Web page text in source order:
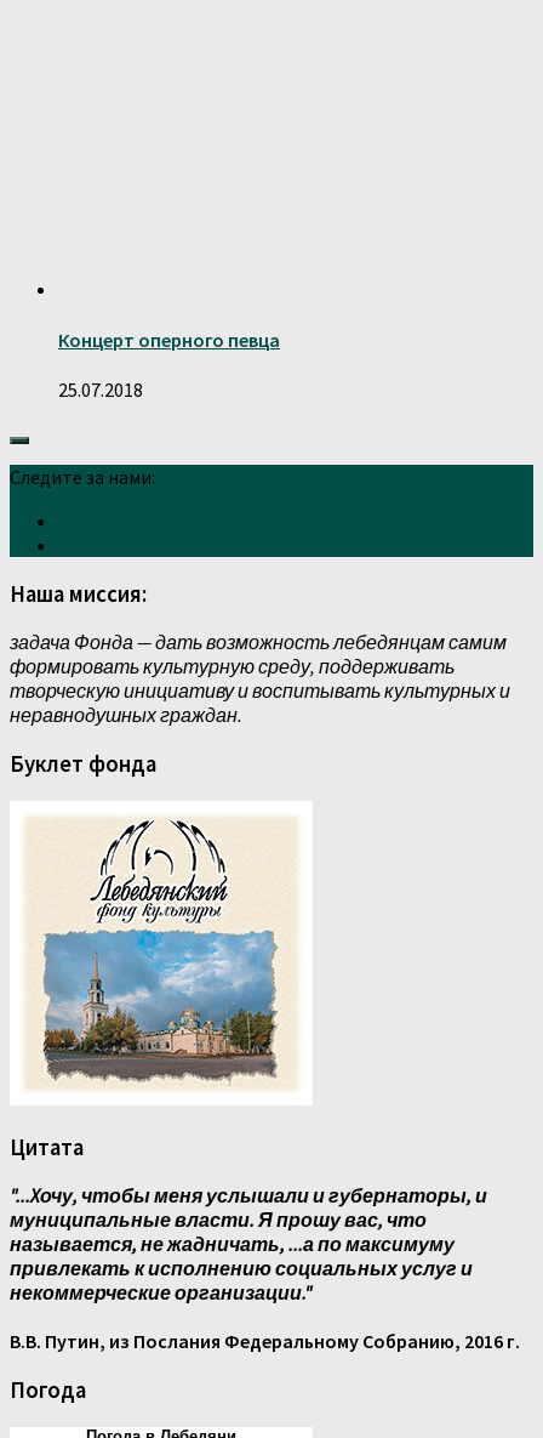
Концерт оперного певца
25.07.2018
Следите за нами:
Наша миссия:
задача Фонда — дать возможность лебедянцам самим
формировать культурную среду, поддерживать
творческую инициативу и воспитывать культурных и
неравнодушных граждан.
Буклет фонда
Цитата
"...Xочу, чтобы меня услышали и губернаторы, и
муниципальные власти. Я прошу вас, что
называется, не жадничать, ...а по максимуму
привлекать к исполнению социальных услуг и
некоммерческие организации."
В.В. Путин, из Послания Федеральному Собранию, 2016 г.
Погода